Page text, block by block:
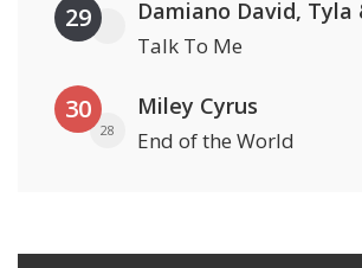
29
Talk To Me
30
28
Miley Cyrus
End of the World